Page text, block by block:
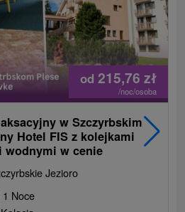
od 215,76zł
/noc/osoba
w Szczyrbskim
Hotel FIS z kolejkami
w cenie
Jezioro
1 Noce